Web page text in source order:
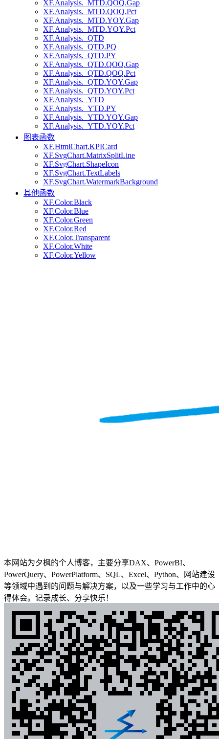
XF.Analysis._MTD.QOQ.Gap
XF.Analysis._MTD.QOQ.Pct
XF.Analysis._MTD.YOY.Gap
XF.Analysis._MTD.YOY.Pct
XF.Analysis._QTD
XF.Analysis._QTD.PQ
XF.Analysis._QTD.PY
XF.Analysis._QTD.QOQ.Gap
XF.Analysis._QTD.QOQ.Pct
XF.Analysis._QTD.YOY.Gap
XF.Analysis._QTD.YOY.Pct
XF.Analysis._YTD
XF.Analysis._YTD.PY
XF.Analysis._YTD.YOY.Gap
XF.Analysis._YTD.YOY.Pct
图表函数
XF.HtmlChart.KPICard
XF.SvgChart.MatrixSplitLine
XF.SvgChart.ShapeIcon
XF.SvgChart.TextLabels
XF.SvgChart.WatermarkBackground
其他函数
XF.Color.Black
XF.Color.Blue
XF.Color.Green
XF.Color.Red
XF.Color.Transparent
XF.Color.White
XF.Color.Yellow
本网站为夕枫的个人博客，主要分享DAX、PowerBI、
PowerQuery、PowerPlatform、SQL、Excel、Python、网站建设
等领域中遇到的问题与解决方案，以及一些学习与工作中的心
得体会。记录成长、分享快乐！